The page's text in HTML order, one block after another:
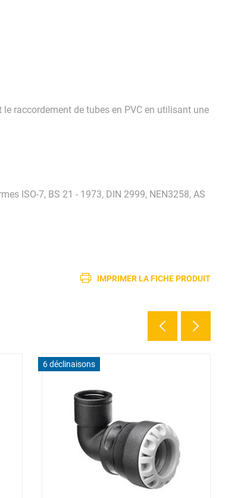
raccordement de tubes en PVC en utilisant une
ISO-7, BS 21 - 1973, DIN 2999, NEN3258, AS
IMPRIMER LA FICHE PRODUIT
6 déclinaisons